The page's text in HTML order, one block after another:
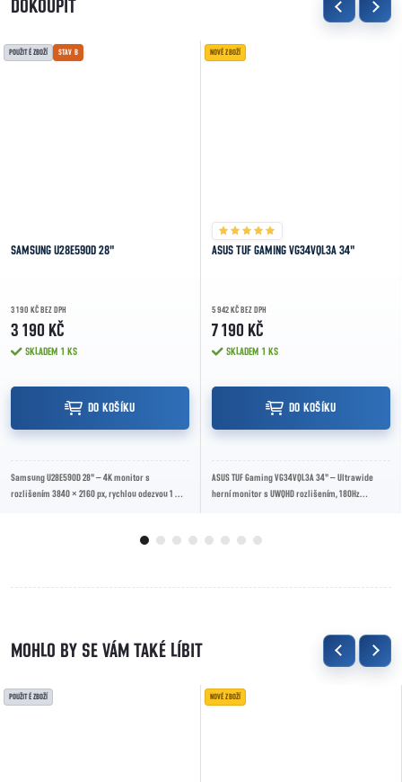
DOKOUPIT
POUŽITÉ ZBOŽÍ STAV B
SAMSUNG U28E590D 28"
3 190 KČ BEZ DPH
3 190 KČ
SKLADEM 1 KS
DO KOŠÍKU
Samsung U28E590D 28" – 4K monitor s
rozlišením 3840 × 2160 px, rychlou odezvou 1 ms
NOVÉ ZBOŽÍ
ASUS TUF GAMING VG34VQL3A 34"
5 942 KČ BEZ DPH
7 190 KČ
SKLADEM 1 KS
DO KOŠÍKU
ASUS TUF Gaming VG34VQL3A 34" – Ultrawide
herní monitor s UWQHD rozlišením, 180Hz
POUŽITÉ ZBOŽÍ NOVÉ ZBOŽÍ